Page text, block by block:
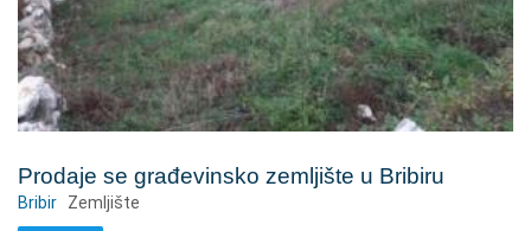
Prodaje se građevinsko zemljište u Bribiru
Bribir Zemljište